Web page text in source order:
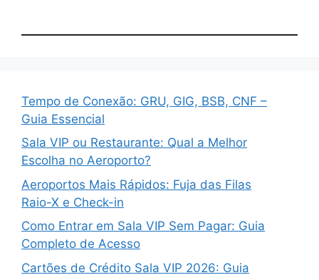
Tempo de Conexão: GRU, GIG, BSB, CNF –
Guia Essencial
Sala VIP ou Restaurante: Qual a Melhor
Escolha no Aeroporto?
Aeroportos Mais Rápidos: Fuja das Filas
Raio-X e Check-in
Como Entrar em Sala VIP Sem Pagar: Guia
Completo de Acesso
Cartões de Crédito Sala VIP 2026: Guia